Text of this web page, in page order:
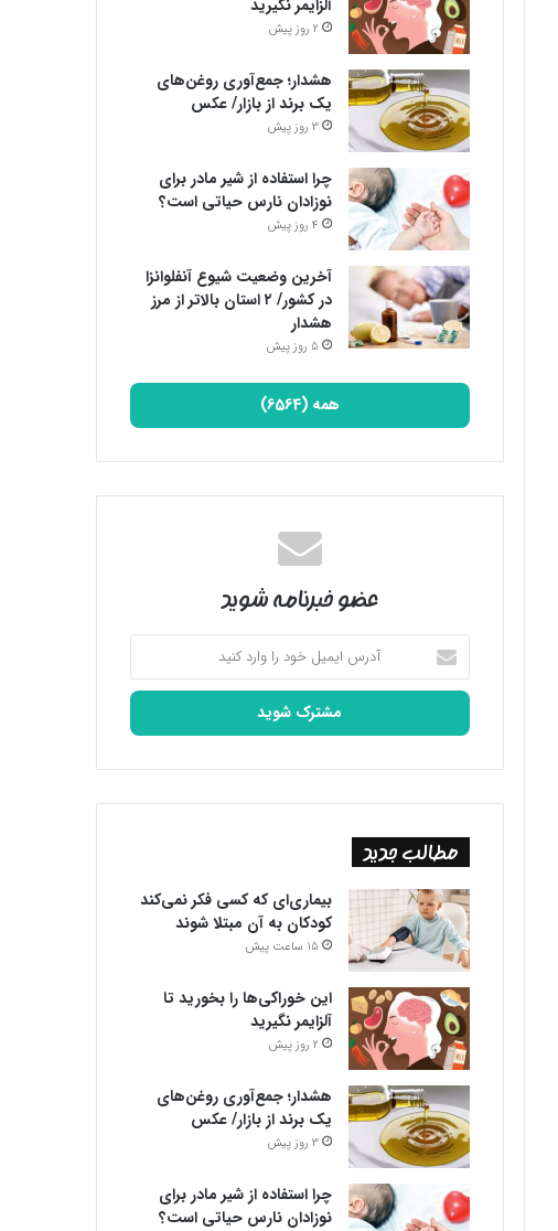
آلزایمر نگیرید
2 روز پیش
هشدار؛ جمع‌آوری روغن‌های
یک برند از بازار/ عکس
3 روز پیش
چرا استفاده از شیر مادر برای
نوزادان نارس حیاتی است؟
4 روز پیش
آخرین وضعیت شیوع آنفلوانزا
در کشور/ ۲ استان بالاتر از مرز
هشدار
5 روز پیش
همه (6564)
عضو خبرنامه شوید
آدرس
ایمیل
خود
وارد
مطالب جدید
بیماری‌ای که کسی فکر نمی‌کند
کودکان به آن مبتلا شوند
15 ساعت پیش
این خوراکی‌ها را بخورید تا
آلزایمر نگیرید
2 روز پیش
هشدار؛ جمع‌آوری روغن‌های
یک برند از بازار/ عکس
3 روز پیش
چرا استفاده از شیر مادر برای
نوزادان نارس حیاتی است؟